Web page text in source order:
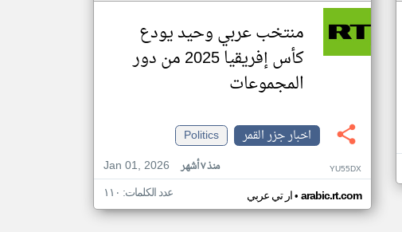
منتخب عربي وحيد يودع
كأس إفريقيا 2025 من دور
المجموعات
اخبار جزر القمر
Politics
Jan 01, 2026
منذ ٧ أشهر YU55DX
ار تي عربي• arabic.rt.com عدد الكلمات: ١١٠